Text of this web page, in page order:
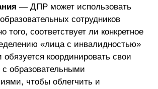
— ДПР может использовать
сотрудников
того, соответствует ли конкретное
«лица с инвалидностью»
обязуется координировать свои
с образовательными
чтобы облегчить и